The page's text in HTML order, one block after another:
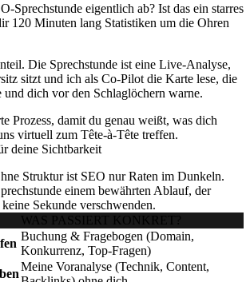
Sprechstunde eigentlich ab? Ist das ein starres
120 Minuten lang Statistiken um die Ohren
Die Sprechstunde ist eine Live-Analyse,
sitzt und ich als Co-Pilot die Karte lese, die
dich vor den Schlaglöchern warne.
Prozess, damit du genau weißt, was dich
virtuell zum Tête-à-Tête treffen.
deine Sichtbarkeit
Struktur ist SEO nur Raten im Dunkeln.
einem bewährten Ablauf, der
Sekunde verschwenden.
WAS PASSIERT KONKRET?
Buchung & Fragebogen (Domain,
Konkurrenz, Top-Fragen)
Meine Voranalyse (Technik, Content,